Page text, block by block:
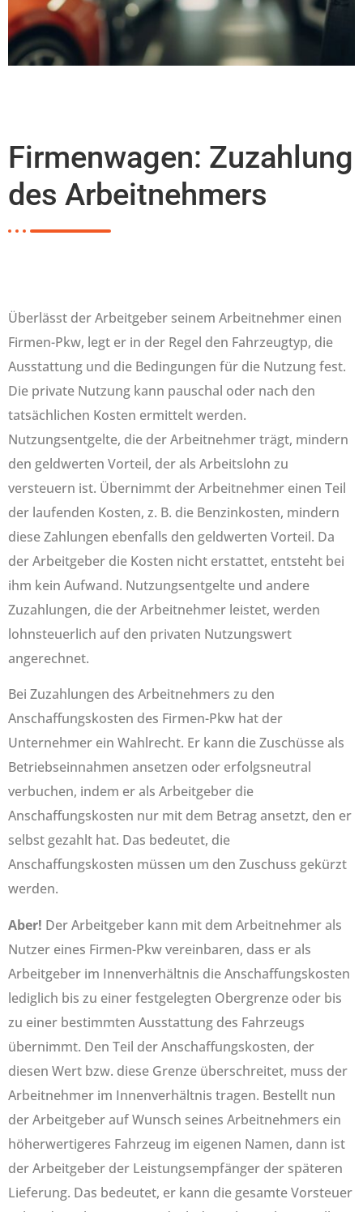
Firmenwagen: Zuzahlung
des Arbeitnehmers
Überlässt der Arbeitgeber seinem Arbeitnehmer einen
Firmen-Pkw, legt er in der Regel den Fahrzeugtyp, die
Ausstattung und die Bedingungen für die Nutzung fest.
Die private Nutzung kann pauschal oder nach den
tatsächlichen Kosten ermittelt werden.
Nutzungsentgelte, die der Arbeitnehmer trägt, mindern
den geldwerten Vorteil, der als Arbeitslohn zu
versteuern ist. Übernimmt der Arbeitnehmer einen Teil
der laufenden Kosten, z. B. die Benzinkosten, mindern
diese Zahlungen ebenfalls den geldwerten Vorteil. Da
der Arbeitgeber die Kosten nicht erstattet, entsteht bei
ihm kein Aufwand. Nutzungsentgelte und andere
Zuzahlungen, die der Arbeitnehmer leistet, werden
lohnsteuerlich auf den privaten Nutzungswert
angerechnet.
Bei Zuzahlungen des Arbeitnehmers zu den
Anschaffungskosten des Firmen-Pkw hat der
Unternehmer ein Wahlrecht. Er kann die Zuschüsse als
Betriebseinnahmen ansetzen oder erfolgsneutral
verbuchen, indem er als Arbeitgeber die
Anschaffungskosten nur mit dem Betrag ansetzt, den er
selbst gezahlt hat. Das bedeutet, die
Anschaffungskosten müssen um den Zuschuss gekürzt
werden.
Aber! Der Arbeitgeber kann mit dem Arbeitnehmer als
Nutzer eines Firmen-Pkw vereinbaren, dass er als
Arbeitgeber im Innenverhältnis die Anschaffungskosten
lediglich bis zu einer festgelegten Obergrenze oder bis
zu einer bestimmten Ausstattung des Fahrzeugs
übernimmt. Den Teil der Anschaffungskosten, der
diesen Wert bzw. diese Grenze überschreitet, muss der
Arbeitnehmer im Innenverhältnis tragen. Bestellt nun
der Arbeitgeber auf Wunsch seines Arbeitnehmers ein
höherwertigeres Fahrzeug im eigenen Namen, dann ist
der Arbeitgeber der Leistungsempfänger der späteren
Lieferung. Das bedeutet, er kann die gesamte Vorsteuer